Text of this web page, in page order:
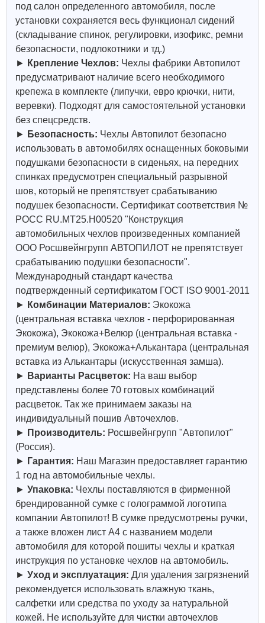
под салон определенного автомобиля, после
установки сохраняется весь функционал сидений
(складывание спинок, регулировки, изофикс, ремни
безопасности, подлокотники и тд.)
► Крепление Чехлов: Чехлы фабрики Автопилот
предусматривают наличие всего необходимого
крепежа в комплекте (липучки, евро крючки, нити,
веревки). Подходят для самостоятельной установки
без спецсредств.
► Безопасность: Чехлы Автопилот безопасно
использовать в автомобилях оснащенных боковыми
подушками безопасности в сиденьях, на передних
спинках предусмотрен специальный разрывной
шов, который не препятствует срабатыванию
подушек безопасности. Сертификат соответствия №
РОСС RU.МТ25.Н00520 "Конструкция
автомобильных чехлов произведенных компанией
ООО Росшвейнгрупп АВТОПИЛОТ не препятствует
срабатыванию подушки безопасности".
Международный стандарт качества
подтвержденный сертификатом ГОСТ ISO 9001-2011
► Комбинации Материалов: Экокожа
(центральная вставка чехлов - перфорированная
Экокожа), Экокожа+Велюр (центральная вставка -
премиум велюр), Экокожа+Алькантара (центральная
вставка из Алькантары (искусственная замша).
► Варианты Расцветок: На ваш выбор
представлены более 70 готовых комбинаций
расцветок. Так же принимаем заказы на
индивидуальный пошив Авточехлов.
► Производитель: Росшвейнгрупп "Автопилот"
(Россия).
► Гарантия: Наш Магазин предоставляет гарантию
1 год на автомобильные чехлы.
► Упаковка: Чехлы поставляются в фирменной
брендированной сумке с голограммой логотипа
компании Автопилот! В сумке предусмотрены ручки,
а также вложен лист А4 с названием модели
автомобиля для которой пошиты чехлы и краткая
инструкция по установке чехлов на автомобиль.
► Уход и эксплуатация: Для удаления загрязнений
рекомендуется использовать влажную ткань,
салфетки или средства по уходу за натуральной
кожей. Не используйте для чистки авточехлов